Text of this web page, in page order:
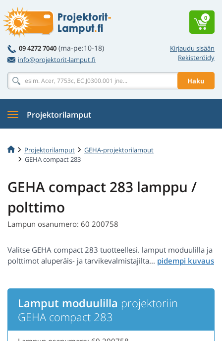
Kirjaudu sisään
Rekisteröidy
09 4272 7040 (ma-pe:10-18)
info@projektorit-lamput.fi
Haku
0
Projektorilamput
Projektorilamput
GEHA-projektorilamput
GEHA compact 283
GEHA compact 283 lamppu /
polttimo
Lampun osanumero: 60 200758
Valitse GEHA compact 283 tuotteellesi. lamput moduulilla ja
polttimot aluperäis- ja tarvikevalmistajilta...
Lamput moduulilla projektoriin
GEHA compact 283